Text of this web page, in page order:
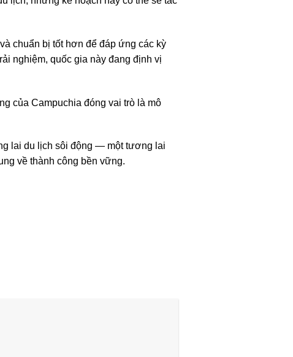
chuẩn bị tốt hơn để đáp ứng các kỳ
nghiệm, quốc gia này đang định vị
của Campuchia đóng vai trò là mô
lai du lịch sôi động — một tương lai
về thành công bền vững.